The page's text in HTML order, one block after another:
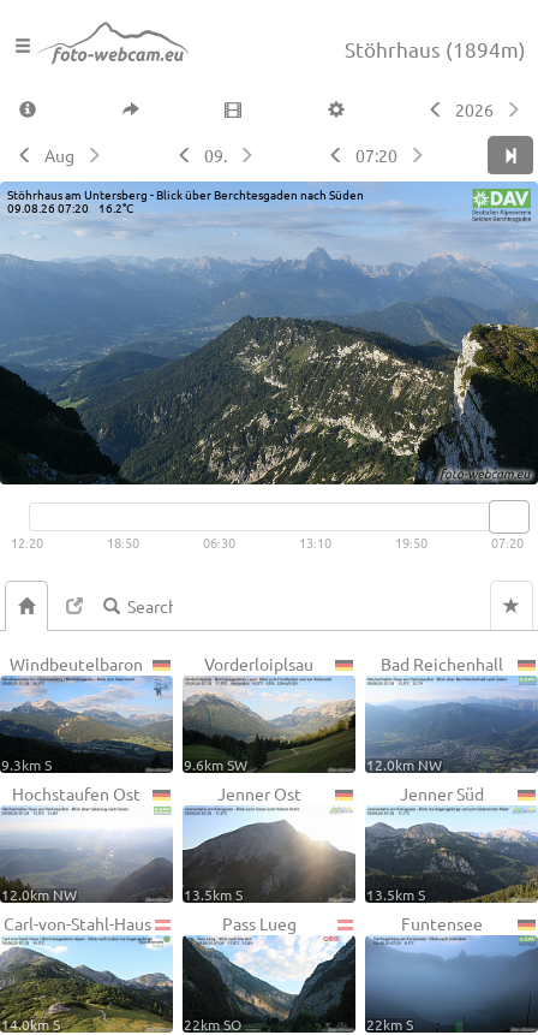
Stöhrhaus (1894m)
2026
Aug 09. 07:20
Stöhrhaus am Untersberg - Blick über Berchtesgaden nach Süden
09.08.26 07:20 16.2°C
Live video available → View
12:20 18:50 06:30 13:10 19:50 07:20
Windbeutelbaron
9.3km S
Vorderloiplsau
9.6km SW
Bad Reichenhall
12.0km NW
Hochstaufen Ost
12.0km NW
Jenner Ost
13.5km S
Jenner Süd
13.5km S
Carl-von-Stahl-Haus
14.0km S
Pass Lueg
22km SO
Funtensee
22km S